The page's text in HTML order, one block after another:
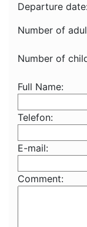
Departure
Number of
Number of
Full Name:
Telefon:
E-mail:
Comment: